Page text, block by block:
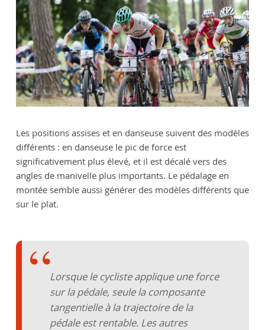
Les positions assises et en danseuse suivent des modèles
différents : en danseuse le pic de force est
significativement plus élevé, et il est décalé vers des
angles de manivelle plus importants. Le pédalage en
montée semble aussi générer des modèles différents que
sur le plat.
Lorsque le cycliste applique une force
sur la pédale, seule la composante
tangentielle à la trajectoire de la
pédale est rentable. Les autres